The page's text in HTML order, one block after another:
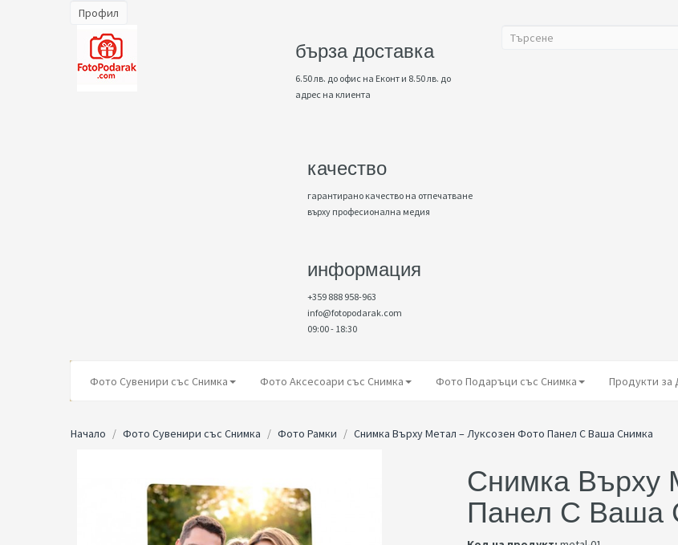
Профил
бърза доставка
6.50 лв. до офис на Еконт и 8.50 лв. до
адрес на клиента
качество
гарантирано качество на отпечатване
върху професионална медия
информация
+359 888 958-963
info@fotopodarak.com
09:00 - 18:30
Фото Сувенири със Снимка Фото Аксесоари със Снимка Фото Подаръци със Снимка Продукти за
Начало Фото Сувенири със Снимка Фото Рамки Снимка Върху Метал – Луксозен Фото Панел С Ваша Снимка
Снимка Върху
Панел С Ваша